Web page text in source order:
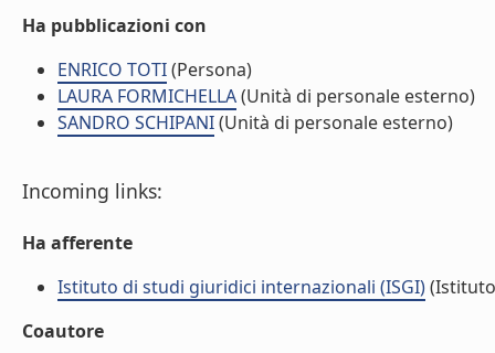
Ha pubblicazioni con
ENRICO TOTI(Persona)
LAURA FORMICHELLA(Unità di personale esterno)
SANDRO SCHIPANI(Unità di personale esterno)
Incoming links:
Ha afferente
Istituto di studi giuridici internazionali (ISGI)
Coautore